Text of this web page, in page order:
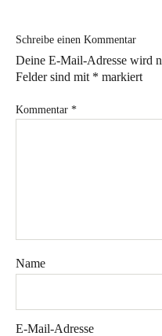
Schreibe einen Kommentar
Deine E-Mail-Adresse wird
Felder sind mit * markiert
Kommentar *
Name
E-Mail-Adresse